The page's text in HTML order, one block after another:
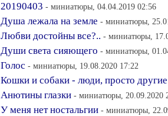
20190403 - миниатюры, 04.04.2019 02:56
Душа лежала на земле - миниатюры,
Любви достойны все?.. - миниатюры,
Души света сияющего - миниатюры,
Голос - миниатюры, 19.08.2020 17:22
Кошки и собаки - люди, просто другие
Анютины глазки - миниатюры, 20.09.2020
У меня нет ностальгии - миниатюры,